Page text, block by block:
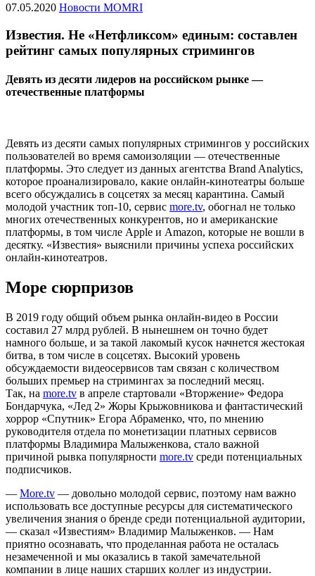
07.05.2020 Новости MOMRI
Известия. Не «Нетфликсом» единым: составлен
рейтинг самых популярных стримингов
Девять из десяти лидеров на российском рынке —
отечественные платформы
Девять из десяти самых популярных стримингов у российских
пользователей во время самоизоляции — отечественные
платформы. Это следует из данных агентства Brand Analytics,
которое проанализировало, какие онлайн-кинотеатры больше
всего обсуждались в соцсетях за месяц карантина. Самый
молодой участник топ-10, сервис more.tv, обогнал не только
многих отечественных конкурентов, но и американские
платформы, в том числе Apple и Amazon, которые не вошли в
десятку. «Известия» выяснили причины успеха российских
онлайн-кинотеатров.
Море сюрпризов
В 2019 году общий объем рынка онлайн-видео в России
составил 27 млрд рублей. В нынешнем он точно будет
намного больше, и за такой лакомый кусок начнется жестокая
битва, в том числе в соцсетях. Высокий уровень
обсуждаемости видеосервисов там связан с количеством
больших премьер на стримингах за последний месяц.
Так, на more.tv в апреле стартовали «Вторжение» Федора
Бондарчука, «Лед 2» Жоры Крыжовникова и фантастический
хоррор «Спутник» Егора Абраменко, что, по мнению
руководителя отдела по монетизации платных сервисов
платформы Владимира Малыженкова, стало важной
причиной рывка популярности more.tv среди потенциальных
подписчиков.
— More.tv — довольно молодой сервис, поэтому нам важно
использовать все доступные ресурсы для систематического
увеличения знания о бренде среди потенциальной аудитории,
— сказал «Известиям» Владимир Малыженков. — Нам
приятно осознавать, что проделанная работа не осталась
незамеченной и мы оказались в такой замечательной
компании в лице наших старших коллег из индустрии.